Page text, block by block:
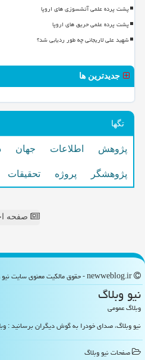
پشت پرده علمی آتشسوزی های اروپا
پشت پرده علمی حریق های اروپا
شهید علی لاریجانی چه طور ردیابی شد؟
جدیدترین ها
تگها
پژوهش اطلاعات جهان
پژوهشگر پروژه تحقیقات
صفحه
نیو وبلاگ
وبلاگ عمومی
نیو وبلاگ، صدای خودرا به گوش دیگران برسانید :
صفحات نیو وبلاگ